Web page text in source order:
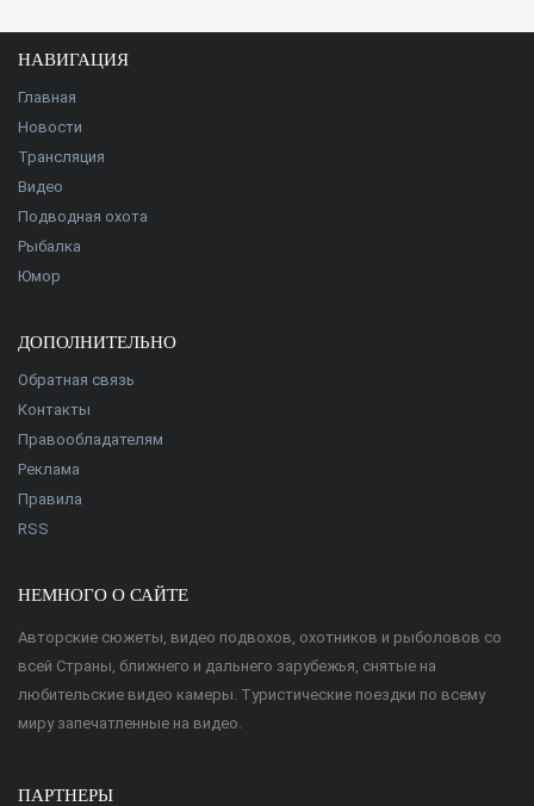
НАВИГАЦИЯ
Главная
Новости
Трансляция
Видео
Подводная охота
Рыбалка
Юмор
ДОПОЛНИТЕЛЬНО
Обратная связь
Контакты
Правообладателям
Реклама
Правила
RSS
НЕМНОГО О САЙТЕ
Авторские сюжеты, видео подвохов, охотников и рыболовов со
всей Страны, ближнего и дальнего зарубежья, снятые на
любительские видео камеры. Туристические поездки по всему
миру запечатленные на видео.
ПАРТНЕРЫ